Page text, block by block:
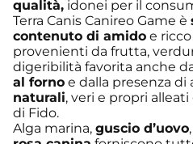
qualità, idonei per il
Terra Canis Canireo Game è
contenuto di amido e
provenienti da frutta,
digeribilità favorita anche
al forno e dalla presenza di
naturali, veri e propri
di Fido.
Alga marina, guscio d’uovo